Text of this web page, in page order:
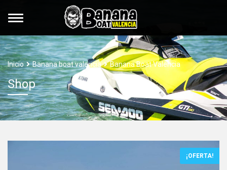
Inicio Banana boat valencia Banana Boat Valencia
Shop
¡OFERTA!